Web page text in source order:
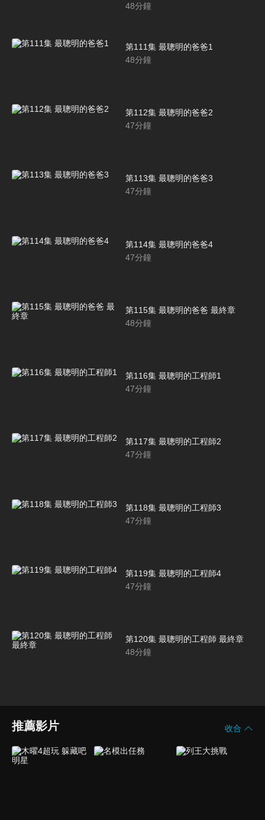
48分鐘
第111集 最聰明的爸爸1
48分鐘
第112集 最聰明的爸爸2
47分鐘
第113集 最聰明的爸爸3
47分鐘
第114集 最聰明的爸爸4
47分鐘
第115集 最聰明的爸爸 最終章
48分鐘
第116集 最聰明的工程師1
47分鐘
第117集 最聰明的工程師2
47分鐘
第118集 最聰明的工程師3
47分鐘
第119集 最聰明的工程師4
47分鐘
第120集 最聰明的工程師 最終章
48分鐘
推薦影片 收合